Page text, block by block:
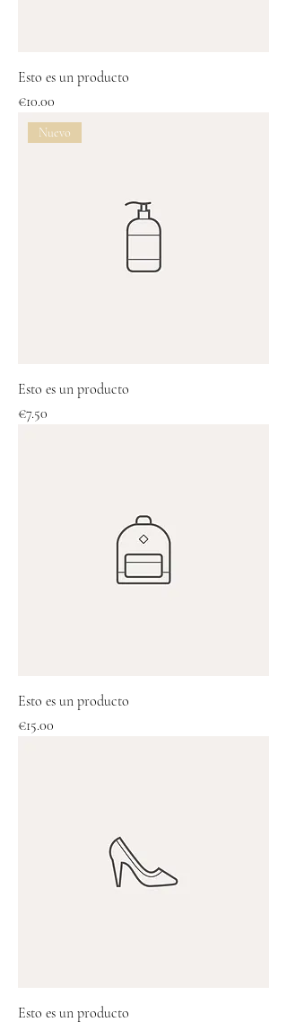
Esto es un producto
Price
€10.00
Nuevo
Esto es un producto
Price
€7.50
Esto es un producto
Price
€15.00
Esto es un producto